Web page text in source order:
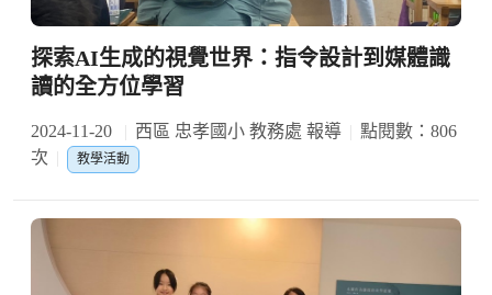
探索AI生成的視覺世界：指令設計到媒體識
讀的全方位學習
2024-11-20 西區 忠孝國小 教務處 報導
點閱數：806
次
教學活動